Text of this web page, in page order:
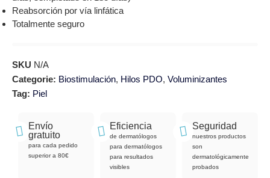
Reabsorción por vía linfática
Totalmente seguro
SKU N/A
Categorie: Biostimulación, Hilos PDO, Voluminizantes
Tag: Piel
Envío
gratuito
para cada pedido
superior a 80€
Eficiencia
de dermatólogos
para dermatólogos
para resultados
visibles
Seguridad
nuestros productos
son
dermatológicamente
probados